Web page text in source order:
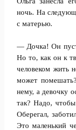
ночь. На
с матерью.
— Дочка! Он
Но то, как он к
человеком жить
может
нему, а девочку
так? Надо,
Оберегал,
Это маленький